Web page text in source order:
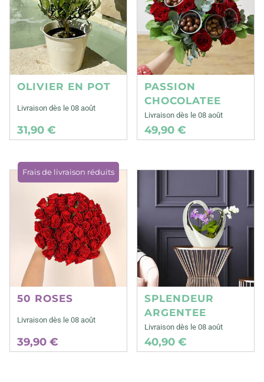
OLIVIER EN POT
Livraison dès le 08 août
31,90 €
PASSION
CHOCOLATEE
Livraison dès le 08 août
49,90 €
Frais de livraison réduits
50 ROSES
Livraison dès le 08 août
39,90 €
SPLENDEUR
ARGENTEE
Livraison dès le 08 août
40,90 €